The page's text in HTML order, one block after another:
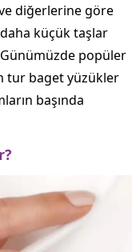
diğerlerine göre
küçük taşlar
popüler
tur baget yüzükler
başında